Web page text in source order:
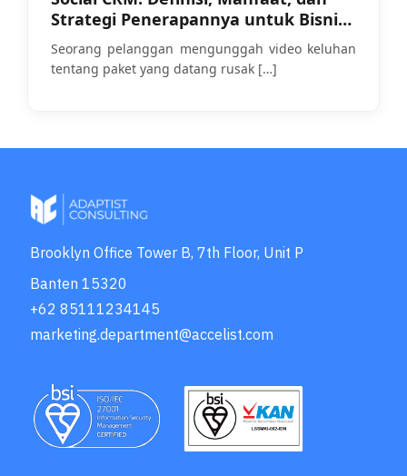
Strategi Penerapannya untuk Bisnis
di 2026
Seorang pelanggan mengunggah video keluhan
tentang paket yang datang rusak […]
Brooklyn Office Tower B, 7th Floor, Unit P
Banten 15320
+62 85111234145
marketing.department@accelist.com